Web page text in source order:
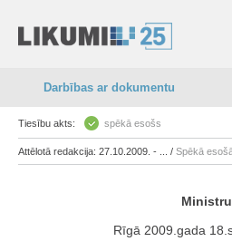
Darbības ar dokumentu
Tiesību akts: spēkā esošs
Attēlotā redakcija: 27.10.2009. - ... / Spēkā
Rīgā 2009.gada